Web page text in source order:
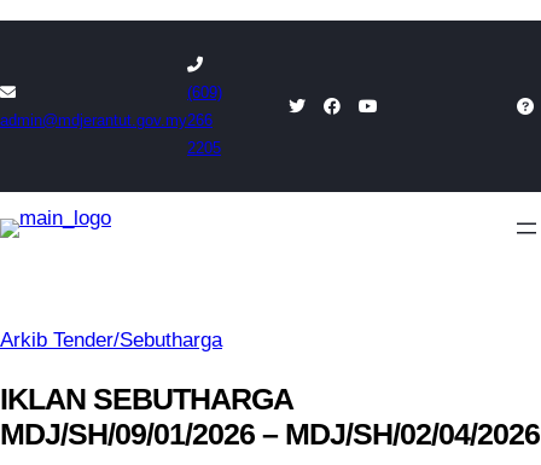
content
admin@mdjerantut.gov.my
(609)
266
2205
Arkib Tender/Sebutharga
IKLAN SEBUTHARGA
MDJ/SH/09/01/2026 – MDJ/SH/02/04/2026